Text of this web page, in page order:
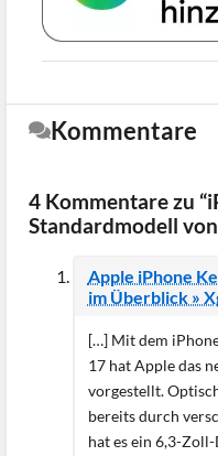
Kommentare
4 Kommentare zu
Standardmodell
Apple iPhone
im Überblick »
[…] Mit dem
17 hat Apple das
vorgestellt.
bereits durch
hat es ein 6,3-